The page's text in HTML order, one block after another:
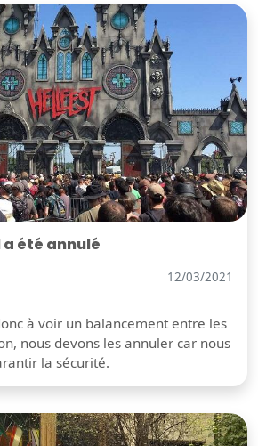
a été annulé
12/03/2021
à voir un balancement entre les
nous devons les annuler car nous
la sécurité.